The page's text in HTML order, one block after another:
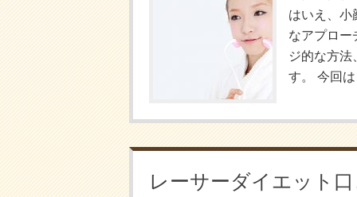
はいえ、小
なアプロー
ジ的な方
す。 今回
レーサーダイエット